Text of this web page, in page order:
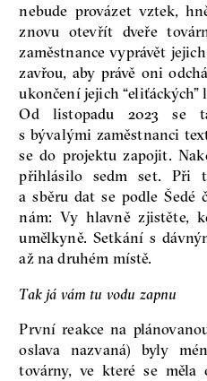
nebude provázet vztek,
znovu otevřít dveře
zaměstnance vyprávět
zavřou, aby právě oni
ukončení jejich “eliťáckých”
Od listopadu 2023 se
s bývalými zaměstnanci
se do projektu zapojit.
přihlásilo sedm set. Při
a sběru dat se podle Šedé
nám: Vy hlavně zjistěte,
umělkyně. Setkání s
až na druhém místě.
Tak já vám tu vodu zapnu
První reakce na
oslava nazvaná) byly
továrny, ve které se měla